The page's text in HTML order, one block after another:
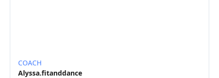
COACH
Alyssa.fitanddance